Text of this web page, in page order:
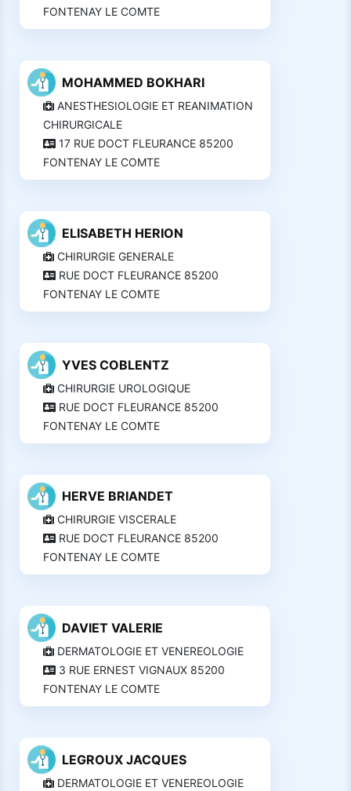
FONTENAY LE COMTE
MOHAMMED BOKHARI
ANESTHESIOLOGIE ET REANIMATION
CHIRURGICALE
17 RUE DOCT FLEURANCE 85200
FONTENAY LE COMTE
ELISABETH HERION
CHIRURGIE GENERALE
RUE DOCT FLEURANCE 85200
FONTENAY LE COMTE
YVES COBLENTZ
CHIRURGIE UROLOGIQUE
RUE DOCT FLEURANCE 85200
FONTENAY LE COMTE
HERVE BRIANDET
CHIRURGIE VISCERALE
RUE DOCT FLEURANCE 85200
FONTENAY LE COMTE
DAVIET VALERIE
DERMATOLOGIE ET VENEREOLOGIE
3 RUE ERNEST VIGNAUX 85200
FONTENAY LE COMTE
LEGROUX JACQUES
DERMATOLOGIE ET VENEREOLOGIE